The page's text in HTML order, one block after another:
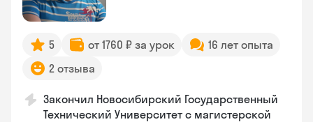
5 от 1760 ₽ за урок
16 лет опыта
2 отзыва
Закончил Новосибирский Государственный
Технический Университет с магистерской